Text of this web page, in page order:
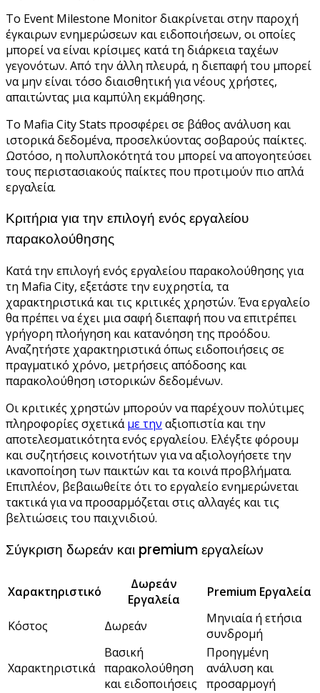
Το Event Milestone Monitor διακρίνεται στην παροχή
έγκαιρων ενημερώσεων και ειδοποιήσεων, οι οποίες
μπορεί να είναι κρίσιμες κατά τη διάρκεια ταχέων
γεγονότων. Από την άλλη πλευρά, η διεπαφή του μπορεί
να μην είναι τόσο διαισθητική για νέους χρήστες,
απαιτώντας μια καμπύλη εκμάθησης.
Το Mafia City Stats προσφέρει σε βάθος ανάλυση και
ιστορικά δεδομένα, προσελκύοντας σοβαρούς παίκτες.
Ωστόσο, η πολυπλοκότητά του μπορεί να απογοητεύσει
τους περιστασιακούς παίκτες που προτιμούν πιο απλά
εργαλεία.
Κριτήρια για την επιλογή ενός εργαλείου
παρακολούθησης
Κατά την επιλογή ενός εργαλείου παρακολούθησης για
τη Mafia City, εξετάστε την ευχρηστία, τα
χαρακτηριστικά και τις κριτικές χρηστών. Ένα εργαλείο
θα πρέπει να έχει μια σαφή διεπαφή που να επιτρέπει
γρήγορη πλοήγηση και κατανόηση της προόδου.
Αναζητήστε χαρακτηριστικά όπως ειδοποιήσεις σε
πραγματικό χρόνο, μετρήσεις απόδοσης και
παρακολούθηση ιστορικών δεδομένων.
Οι κριτικές χρηστών μπορούν να παρέχουν πολύτιμες
πληροφορίες σχετικάμε την αξιοπιστία και την
αποτελεσματικότητα ενός εργαλείου. Ελέγξτε φόρουμ
και συζητήσεις κοινοτήτων για να αξιολογήσετε την
ικανοποίηση των παικτών και τα κοινά προβλήματα.
Επιπλέον, βεβαιωθείτε ότι το εργαλείο ενημερώνεται
τακτικά για να προσαρμόζεται στις αλλαγές και τις
βελτιώσεις του παιχνιδιού.
Σύγκριση δωρεάν και premium εργαλείων
Χαρακτηριστικό
Δωρεάν
Εργαλεία
Premium Εργαλεία
Κόστος Δωρεάν
Μηνιαία ή ετήσια
συνδρομή
Χαρακτηριστικά
Βασική
παρακολούθηση
και ειδοποιήσεις
Προηγμένη
ανάλυση και
προσαρμογή